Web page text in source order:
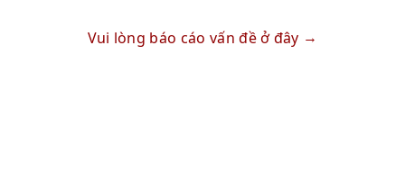
Vui lòng báo cáo vấn đề ở đây